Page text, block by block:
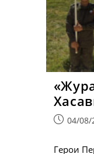
Запись
04/08/
Герои